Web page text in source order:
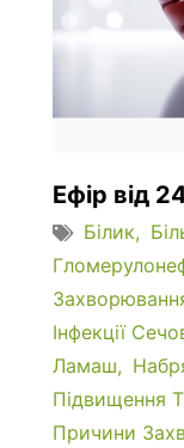
Ефір від
Білик
Інфекції
Ламаш
Підвищення
Причини